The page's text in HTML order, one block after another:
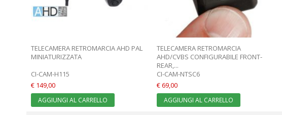
TELECAMERA RETROMARCIA AHD PAL
MINIATURIZZATA
CI-CAM-H115
€ 149,00
AGGIUNGI AL CARRELLO
TELECAMERA RETROMARCIA
AHD/CVBS CONFIGURABILE FRONT-
REAR,...
CI-CAM-NTSC6
€ 69,00
AGGIUNGI AL CARRELLO